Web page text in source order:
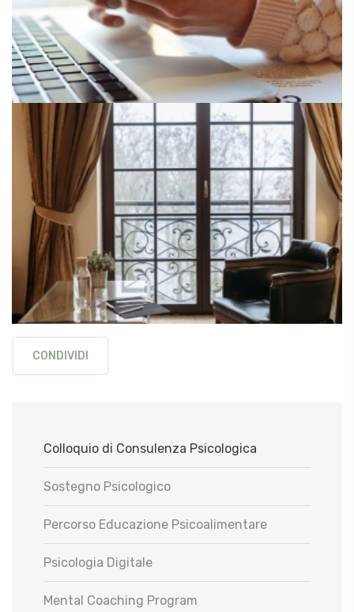
Colloquio di Consulenza Psicologica
Sostegno Psicologico
Percorso Educazione Psicoalimentare
Psicologia Digitale
Mental Coaching Program
CONDIVIDI